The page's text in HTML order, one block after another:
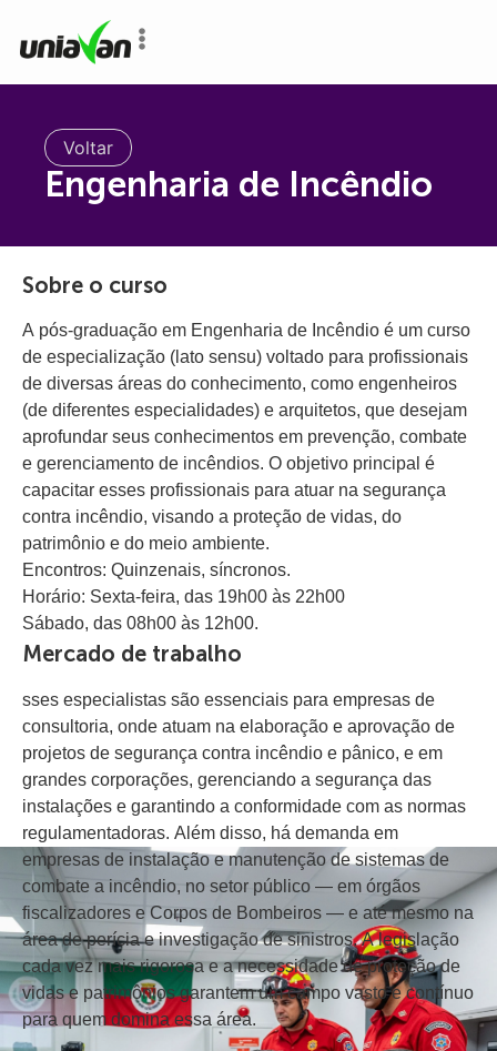
Voltar
Engenharia de Incêndio
Sobre o curso
A pós-graduação em Engenharia de Incêndio é um curso
de especialização (lato sensu) voltado para profissionais
de diversas áreas do conhecimento, como engenheiros
(de diferentes especialidades) e arquitetos, que desejam
aprofundar seus conhecimentos em prevenção, combate
e gerenciamento de incêndios. O objetivo principal é
capacitar esses profissionais para atuar na segurança
contra incêndio, visando a proteção de vidas, do
patrimônio e do meio ambiente.
Encontros: Quinzenais, síncronos.
Horário: Sexta-feira, das 19h00 às 22h00
Sábado, das 08h00 às 12h00.
Mercado de trabalho
sses especialistas são essenciais para empresas de
consultoria, onde atuam na elaboração e aprovação de
projetos de segurança contra incêndio e pânico, e em
grandes corporações, gerenciando a segurança das
instalações e garantindo a conformidade com as normas
regulamentadoras. Além disso, há demanda em
empresas de instalação e manutenção de sistemas de
combate a incêndio, no setor público — em órgãos
fiscalizadores e Corpos de Bombeiros — e até mesmo na
área de perícia e investigação de sinistros. A legislação
cada vez mais rigorosa e a necessidade de proteção de
vidas e patrimônios garantem um campo vasto e contínuo
para quem domina essa área.